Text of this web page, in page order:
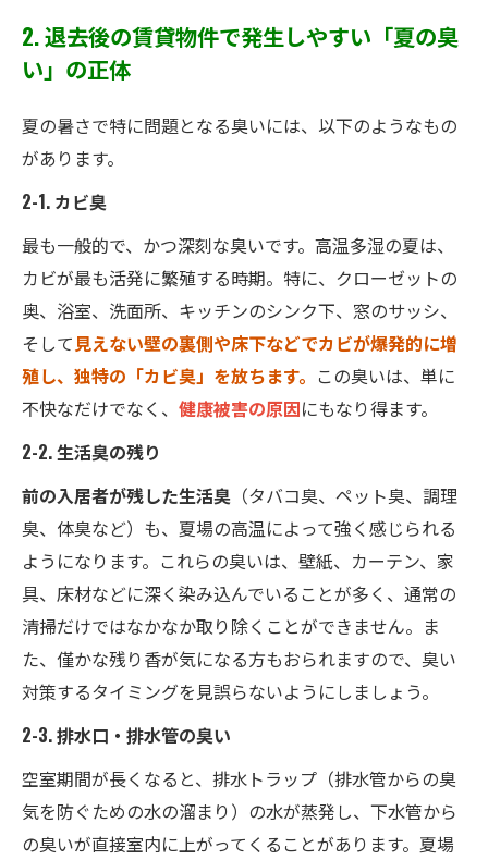
2. 退去後の賃貸物件で発生しやすい「夏の臭
い」の正体
夏の暑さで特に問題となる臭いには、以下のようなもの
があります。
2-1. カビ臭
最も一般的で、かつ深刻な臭いです。高温多湿の夏は、
カビが最も活発に繁殖する時期。特に、クローゼットの
奥、浴室、洗面所、キッチンのシンク下、窓のサッシ、
そして見えない壁の裏側や床下などでカビが爆発的に増
殖し、独特の「カビ臭」を放ちます。 この臭いは、単に
不快なだけでなく、 健康被害の原因にもなり得ます。
2-2. 生活臭の残り
前の入居者が残した生活臭 （タバコ臭、ペット臭、調理
臭、体臭など）も、夏場の高温によって強く感じられる
ようになります。これらの臭いは、壁紙、カーテン、家
具、床材などに深く染み込んでいることが多く、通常の
清掃だけではなかなか取り除くことができません。ま
た、僅かな残り香が気になる方もおられますので、臭い
対策するタイミングを見誤らないようにしましょう。
2-3. 排水口・排水管の臭い
空室期間が長くなると、排水トラップ（排水管からの臭
気を防ぐための水の溜まり）の水が蒸発し、下水管から
の臭いが直接室内に上がってくることがあります。夏場